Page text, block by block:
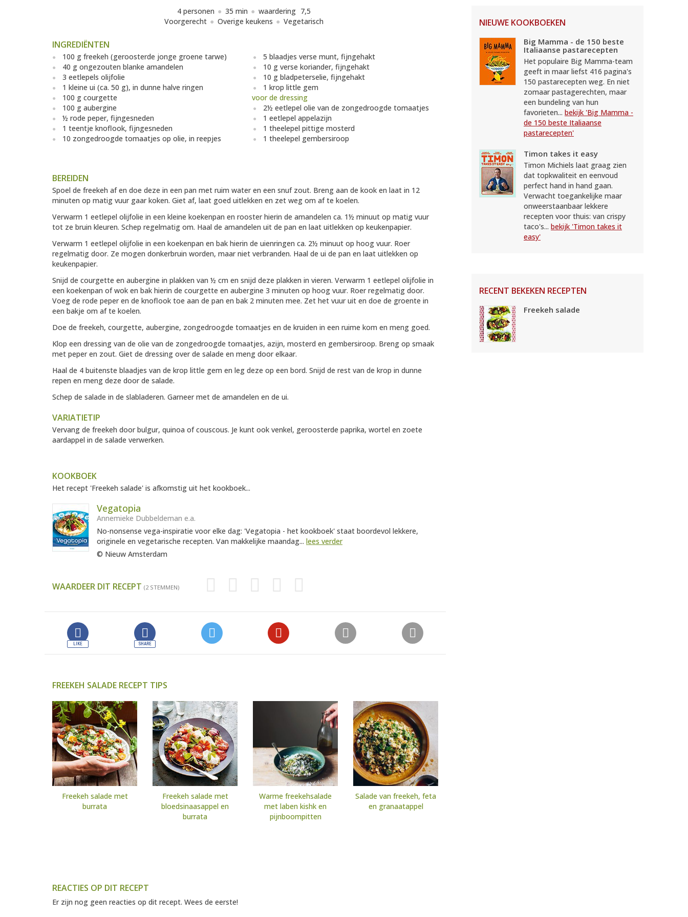
4 personen 35 min waardering 7,5
Voorgerecht
Overige keukens Vegetarisch
INGREDIËNTEN
100 g freekeh (geroosterde jonge groene tarwe)
40 g ongezouten blanke amandelen
3 eetlepels olijfolie
1 kleine ui (ca. 50 g), in dunne halve ringen
100 g courgette
100 g aubergine
½ rode peper, fijngesneden
1 teentje knoflook, fijngesneden
10 zongedroogde tomaatjes op olie, in reepjes
5 blaadjes verse munt, fijngehakt
10 g verse koriander, fijngehakt
10 g bladpeterselie, fijngehakt
1 krop little gem
voor de dressing
2½ eetlepel olie van de zongedroogde tomaatjes
1 eetlepel appelazijn
1 theelepel pittige mosterd
1 theelepel gembersiroop
BEREIDEN
Spoel de freekeh af en doe deze in een pan met ruim water en een snuf zout. Breng aan de kook en laat in 12
minuten op matig vuur gaar koken. Giet af, laat goed uitlekken en zet weg om af te koelen.
Verwarm 1 eetlepel olijfolie in een kleine koekenpan en rooster hierin de amandelen ca. 1½ minuut op matig vuur
tot ze bruin kleuren. Schep regelmatig om. Haal de amandelen uit de pan en laat uitlekken op keukenpapier.
Verwarm 1 eetlepel olijfolie in een koekenpan en bak hierin de uienringen ca. 2½ minuut op hoog vuur. Roer
regelmatig door. Ze mogen donkerbruin worden, maar niet verbranden. Haal de ui de pan en laat uitlekken op
keukenpapier.
Snijd de courgette en aubergine in plakken van ½ cm en snijd deze plakken in vieren. Verwarm 1 eetlepel olijfolie in
een koekenpan of wok en bak hierin de courgette en aubergine 3 minuten op hoog vuur. Roer regelmatig door.
Voeg de rode peper en de knoflook toe aan de pan en bak 2 minuten mee. Zet het vuur uit en doe de groente in
een bakje om af te koelen.
Doe de freekeh, courgette, aubergine, zongedroogde tomaatjes en de kruiden in een ruime kom en meng goed.
Klop een dressing van de olie van de zongedroogde tomaatjes, azijn, mosterd en gembersiroop. Breng op smaak
met peper en zout. Giet de dressing over de salade en meng door elkaar.
Haal de 4 buitenste blaadjes van de krop little gem en leg deze op een bord. Snijd de rest van de krop in dunne
repen en meng deze door de salade.
Schep de salade in de slabladeren. Garneer met de amandelen en de ui.
VARIATIETIP
Vervang de freekeh door bulgur, quinoa of couscous. Je kunt ook venkel, geroosterde paprika, wortel en zoete
aardappel in de salade verwerken.
KOOKBOEK
Het recept 'Freekeh salade' is afkomstig uit het kookboek...
Vegatopia
Annemieke Dubbeldeman e.a.
No-nonsense vega-inspiratie voor elke dag: 'Vegatopia - het kookboek' staat boordevol lekkere,
originele en vegetarische recepten. Van makkelijke maandag... lees verder
© Nieuw Amsterdam
WAARDEER DIT RECEPT (2 STEMMEN)
FREEKEH SALADE RECEPT TIPS
Freekeh salade met
burrata
Freekeh salade met
bloedsinaasappel en
burrata
Warme freekehsalade
met laben kishk en
pijnboompitten
Salade van freekeh, feta
en granaatappel
REACTIES OP DIT RECEPT
Er zijn nog geen reacties op dit recept. Wees de eerste!
NIEUWE KOOKBOEKEN
Big Mamma - de 150 beste
Italiaanse pastarecepten
Het populaire Big Mamma-team
geeft in maar liefst 416 pagina's
150 pastarecepten weg. En niet
zomaar pastagerechten, maar
een bundeling van hun
favorieten... bekijk 'Big Mamma -
de 150 beste Italiaanse
pastarecepten'
Timon takes it easy
Timon Michiels laat graag zien
dat topkwaliteit en eenvoud
perfect hand in hand gaan.
Verwacht toegankelijke maar
onweerstaanbaar lekkere
recepten voor thuis: van crispy
taco's... bekijk 'Timon takes it
easy'
RECENT BEKEKEN RECEPTEN
Freekeh salade